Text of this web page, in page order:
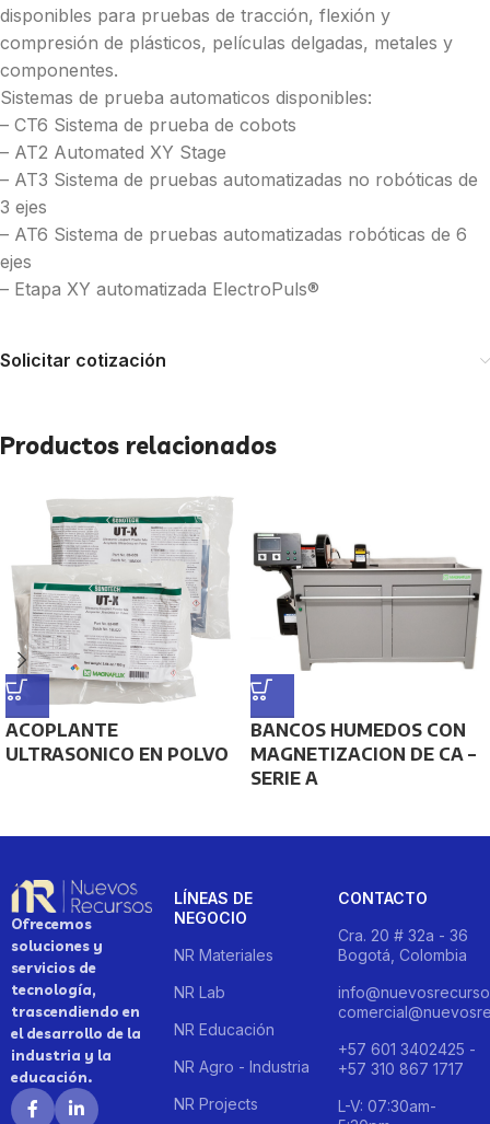
disponibles para pruebas de tracción, flexión y
compresión de plásticos, películas delgadas, metales y
componentes.
Sistemas de prueba automaticos disponibles:
– CT6 Sistema de prueba de cobots
– AT2 Automated XY Stage
– AT3 Sistema de pruebas automatizadas no robóticas de
3 ejes
– AT6 Sistema de pruebas automatizadas robóticas de 6
ejes
– Etapa XY automatizada ElectroPuls®
Solicitar cotización
Productos relacionados
ACOPLANTE
ULTRASONICO EN POLVO
BANCOS HUMEDOS CON
MAGNETIZACION DE CA –
SERIE A
Ofrecemos
soluciones y
servicios de
tecnología,
trascendiendo en
el desarrollo de la
industria y la
educación.
LÍNEAS DE
NEGOCIO
NR Materiales
NR Lab
NR Educación
NR Agro - Industria
NR Projects
CONTACTO
Cra. 20 # 32a - 36
Bogotá, Colombia
+57 601 3402425 -
+57 310 867 1717
L-V: 07:30am-